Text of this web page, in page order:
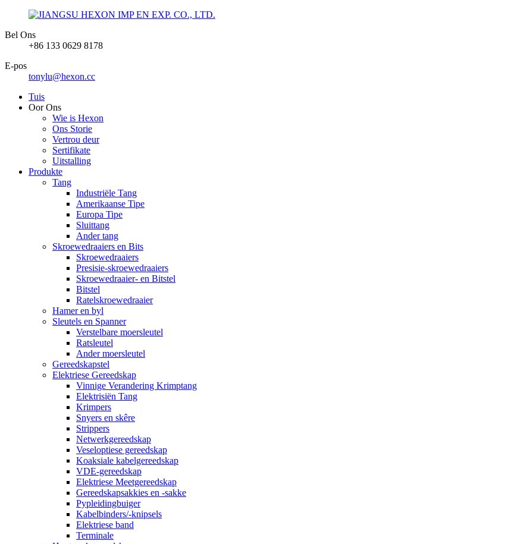
Bel Ons
+86 133 0629 8178
E-pos
tonylu@hexon.cc
Tuis
Oor Ons
Wie is Hexon
Ons Storie
Vertrou deur
Sertifikate
Uitstalling
Produkte
Tang
Industriële Tang
Amerikaanse Tipe
Europa Tipe
Sluittang
Ander tang
Skroewedraaiers en Bits
Skroewedraaiers
Presisie-skroewedraaiers
Skroewedraaier- en Bitstel
Bitstel
Ratelskroewedraaier
Hamer en byl
Sleutels en Spanner
Verstelbare moersleutel
Ratsleutel
Ander moersleutel
Gereedskapstel
Elektriese Gereedskap
Vinnige Verandering Krimptang
Elektrisiën Tang
Krimpers
Snyers en skêre
Strippers
Netwerkgereedskap
Veseloptiese gereedskap
Koaksiale kabelgereedskap
VDE-gereedskap
Elektriese Meetgereedskap
Gereedskapsakkies en -sakke
Pypleidingbuiger
Kabelbinders/-knipsels
Elektriese band
Terminale